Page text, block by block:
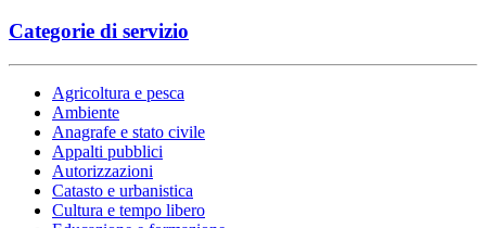
Categorie di servizio
Agricoltura e pesca
Ambiente
Anagrafe e stato civile
Appalti pubblici
Autorizzazioni
Catasto e urbanistica
Cultura e tempo libero